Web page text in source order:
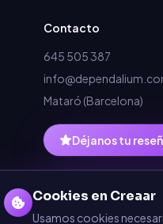
Contacto
645 505 387
Mataró (Barcelona)
Déjanos tu
Cookies en Creaar
Usamos cookies